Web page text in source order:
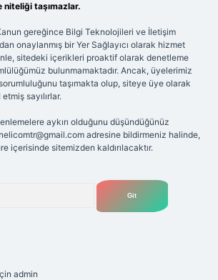
taşımazlar.
gereğince Bilgi Teknolojileri ve İletişim
onaylanmış bir Yer Sağlayıcı olarak hizmet
sitedeki içerikleri proaktif olarak denetleme
bulunmamaktadır. Ancak, üyelerimiz
taşımakta olup, siteye üye olarak
sayılırlar.
aykırı olduğunu düşündüğünüz
adresine bildirmeniz halinde,
içerisinde sitemizden kaldırılacaktır.
admin